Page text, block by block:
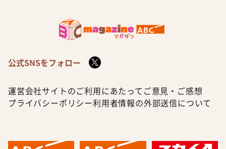
公式SNSをフォロー
運営会社サイトのご利用にあたって ご意見・ご感想
プライバシーポリシー利用者情報の外部送信について